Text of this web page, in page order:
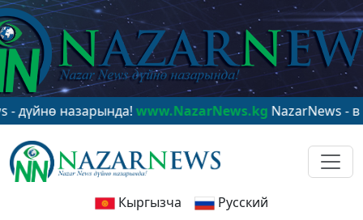
назарында!www.NazarNews.kgNazarNews - в
Кыргызча Русский